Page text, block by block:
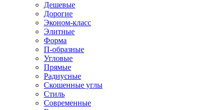
Дешевые
Дорогие
Эконом-класс
Элитные
Форма
П-образные
Угловые
Прямые
Радиусные
Скошенные углы
Стиль
Современные